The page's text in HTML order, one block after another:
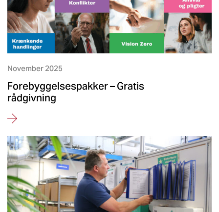
November 2025
Forebyggelsespakker – Gratis
rådgivning